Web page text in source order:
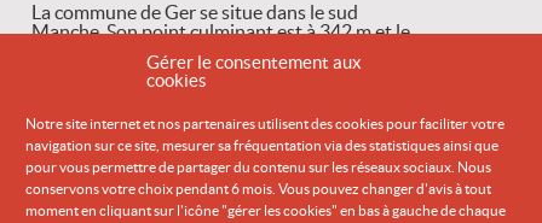
Gérer le consentement aux
cookies
Notre site internet et nos partenaires utilisent des cookies pour faciliter votre
navigation sur ce site, mesurer sa fréquentation via des statistiques ainsi que
pour vous permettre de partager du contenu sur les réseaux sociaux. Nous
conservons votre choix pendant 6 mois. Vous pouvez changer d'avis à tout
moment en cliquant sur l'icône "gérer les cookies" en bas à gauche de chaque
La commune de Ger se situe dans le sud
Manche. Son point culminant est à 342 m et le
LA SUITE
Météo